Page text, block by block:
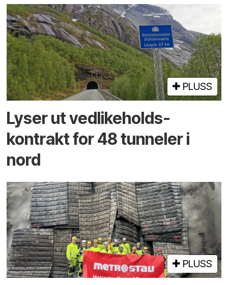
PLUSS
Lyser ut vedlikeholds­
kontrakt for 48 tunneler i
nord
PLUSS